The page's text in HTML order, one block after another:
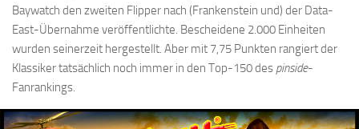
Baywatch den zweiten Flipper nach (Frankenstein und) der Data-
East-Übernahme veröffentlichte. Bescheidene 2.000 Einheiten
wurden seinerzeit hergestellt. Aber mit 7,75 Punkten rangiert der
Klassiker tatsächlich noch immer in den Top-150 des pinside-
Fanrankings.